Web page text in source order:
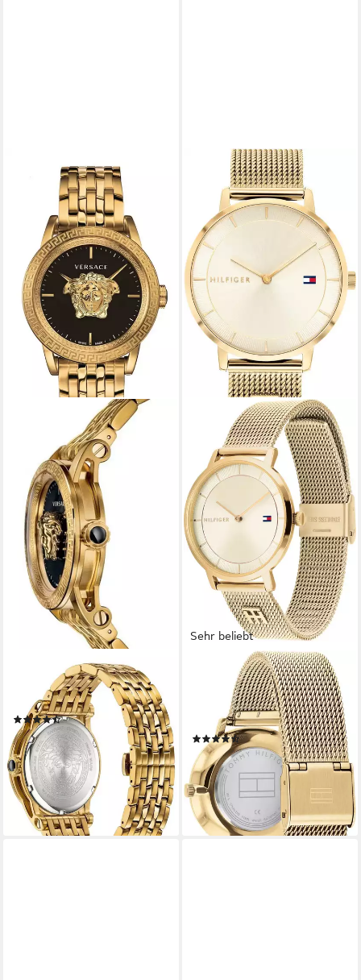
Schweizer Uhr Palazzo
Empire
(10)
ab 793,72 € UVP 1.510,00 €
-47%
lieferbar - in 3-4 Werktagen bei dir
Sehr beliebt
TOMMY HILFIGER
Quarzuhr TEA 1782286,
Armbanduhr, Damenuhr,
Edelstahlarmband
(228)
121,76 € UVP169,00 €
-28%
lieferbar - in 1-2 Werktagen bei dir